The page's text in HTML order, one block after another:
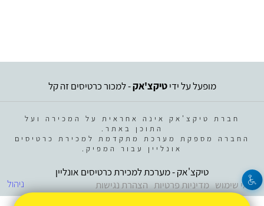
מופעל על ידיטיקצ'אק- למכור כרטיסים זה קל
חברת טיקצ'אק אינה אחראית על המכירה ועל
התוכן באתר.
החברה מספקת מערכת מתקדמת למכירת כרטיסים
אונליין עבור המפיק.
ניהול
טיקצ'אק - מערכת למכירת כרטיסים אונליין
תנאי שימוש מדיניות פרטיות הצהרת נגישות